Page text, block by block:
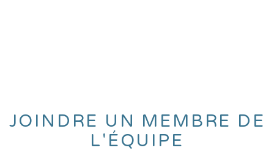
JOINDRE UN MEMBRE DE
L'ÉQUIPE